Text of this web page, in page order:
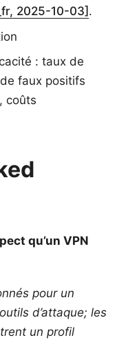
2025-10-03].
: taux de
faux positifs
coûts
qu’un VPN
pour un
d’attaque; les
un profil